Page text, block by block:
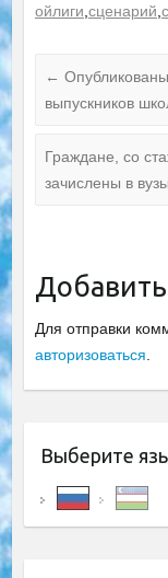
ойлиги,сценарий,
←
выпускников
Граждане, со
зачислены в
Для отправки
авторизоваться.
Выберите